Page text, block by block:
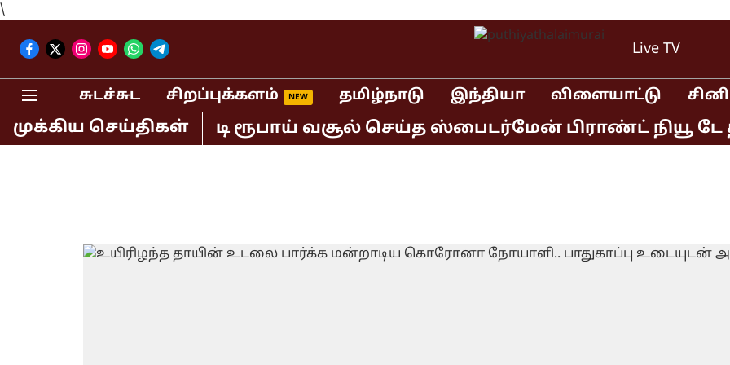
\
Live TV
சுடச்சுட சிறப்புக்களம் தமிழ்நாடு இந்தியா விளையாட்டு
முக்கிய செய்திகள்
மட்டும் 400 கோடி ரூபாய் வசூல் செய்த ஸ்பைடர்மேன் பிராண்ட் நியூ டே